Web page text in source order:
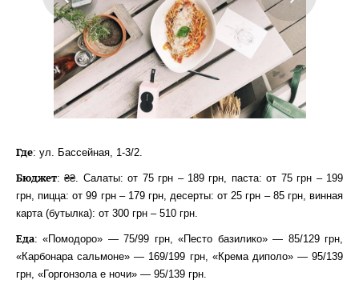
Где: ул. Бассейная, 1-3/2.
Бюджет: ₴₴. Салаты: от 75 грн – 189 грн, паста: от 75 грн – 199
грн, пицца: от 99 грн – 179 грн, десерты: от 25 грн – 85 грн, винная
карта (бутылка): от 300 грн – 510 грн.
Еда: «Помодоро» — 75/99 грн, «Песто базилико» — 85/129 грн,
«Карбонара сальмоне» — 169/199 грн, «Крема диполо» — 95/139
грн, «Горгонзола е ночи» — 95/139 грн.